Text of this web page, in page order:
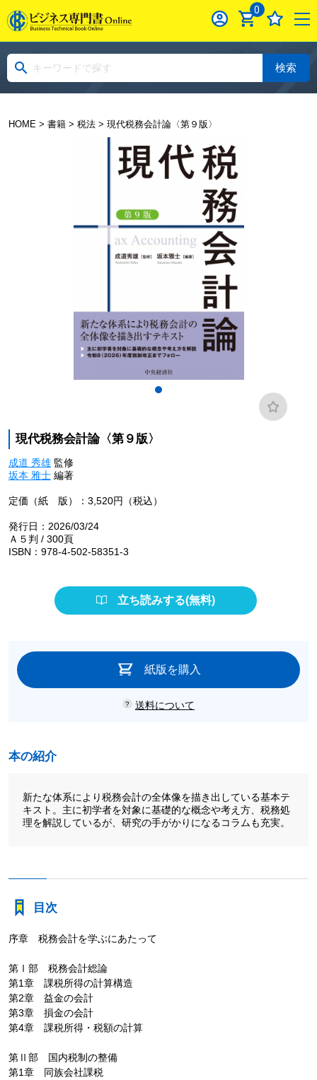
0
検索
HOME> 書籍> 税法> 現代税務会計論〈第９版〉
現代税務会計論〈第９版〉
成道 秀雄監修
坂本 雅士編著
定価（紙 版）：3,520円（税込）
発行日：2026/03/24
Ａ５判 / 300頁
ISBN：978-4-502-58351-3
立ち読みする(無料)
紙版を購入
送料について
本の紹介
新たな体系により税務会計の全体像を描き出している基本テ
キスト。主に初学者を対象に基礎的な概念や考え方、税務処
理を解説しているが、研究の手がかりになるコラムも充実。
目次
序章 税務会計を学ぶにあたって
第Ⅰ部 税務会計総論
第1章 課税所得の計算構造
第2章 益金の会計
第3章 損金の会計
第4章 課税所得・税額の計算
第Ⅱ部 国内税制の整備
第1章 同族会社課税